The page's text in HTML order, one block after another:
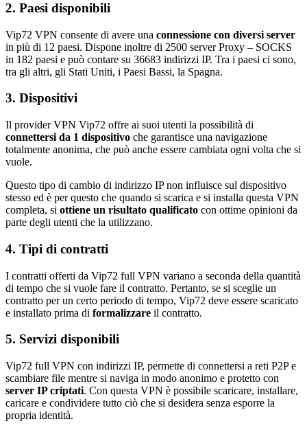
2. Paesi disponibili
Vip72 VPN consente di avere una connessione con diversi server
in più di 12 paesi. Dispone inoltre di 2500 server Proxy – SOCKS
in 182 paesi e può contare su 36683 indirizzi IP. Tra i paesi ci sono,
tra gli altri, gli Stati Uniti, i Paesi Bassi, la Spagna.
3. Dispositivi
Il provider VPN Vip72 offre ai suoi utenti la possibilità di
connettersi da 1 dispositivo che garantisce una navigazione
totalmente anonima, che può anche essere cambiata ogni volta che si
vuole.
Questo tipo di cambio di indirizzo IP non influisce sul dispositivo
stesso ed è per questo che quando si scarica e si installa questa VPN
completa, si ottiene un risultato qualificato con ottime opinioni da
parte degli utenti che la utilizzano.
4. Tipi di contratti
I contratti offerti da Vip72 full VPN variano a seconda della quantità
di tempo che si vuole fare il contratto. Pertanto, se si sceglie un
contratto per un certo periodo di tempo, Vip72 deve essere scaricato
e installato prima di formalizzare il contratto.
5. Servizi disponibili
Vip72 full VPN con indirizzi IP, permette di connettersi a reti P2P e
scambiare file mentre si naviga in modo anonimo e protetto con
server IP criptati. Con questa VPN è possibile scaricare, installare,
caricare e condividere tutto ciò che si desidera senza esporre la
propria identità.